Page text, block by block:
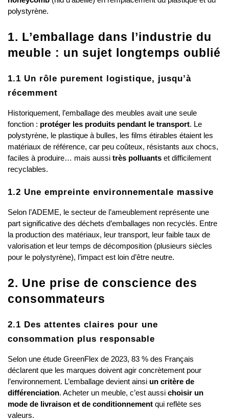
polystyrène.
1. L’emballage dans l’industrie du
meuble : un sujet longtemps oublié
1.1 Un rôle purement logistique, jusqu’à
récemment
Historiquement, l’emballage des meubles avait une seule
fonction : protéger les produits pendant le transport. Le
polystyrène, le plastique à bulles, les films étirables étaient les
matériaux de référence, car peu coûteux, résistants aux chocs,
faciles à produire… mais aussi très polluants et difficilement
recyclables.
1.2 Une empreinte environnementale massive
Selon l’ADEME, le secteur de l’ameublement représente une
part significative des déchets d’emballages non recyclés. Entre
la production des matériaux, leur transport, leur faible taux de
valorisation et leur temps de décomposition (plusieurs siècles
pour le polystyrène), l’impact est loin d’être neutre.
2. Une prise de conscience des
consommateurs
2.1 Des attentes claires pour une
consommation plus responsable
Selon une étude GreenFlex de 2023, 83 % des Français
déclarent que les marques doivent agir concrètement pour
l’environnement. L’emballage devient ainsi un critère de
différenciation. Acheter un meuble, c’est aussi choisir un
mode de livraison et de conditionnement qui reflète ses
valeurs.